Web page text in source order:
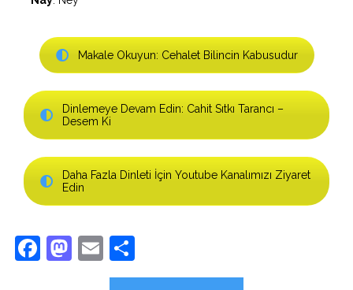
Makale Okuyun: Cehalet Bilincin Kabusudur
Dinlemeye Devam Edin: Cahit Sıtkı Tarancı –
Desem Ki
Daha Fazla Dinleti İçin Youtube Kanalımızı Ziyaret
Edin
Facebook
Mastodon
Email